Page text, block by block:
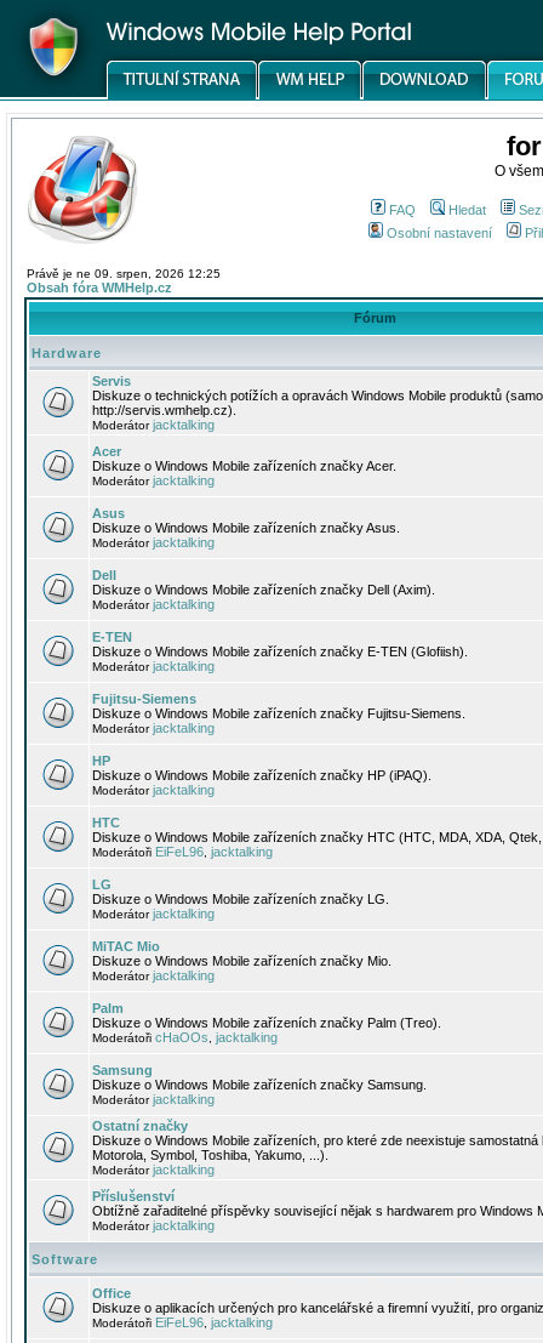
O
FAQ Hledat
Osobní nastavení
Právě je ne 09. srpen, 2026 12:25
Obsah fóra WMHelp.cz
Fórum
Hardware
Servis
Diskuze o technických potížích a opravách Windows Mobile produktů
http://servis.wmhelp.cz).
Moderátorjacktalking
Acer
Diskuze o Windows Mobile zařízeních značky Acer.
Moderátorjacktalking
Asus
Diskuze o Windows Mobile zařízeních značky Asus.
Moderátorjacktalking
Dell
Diskuze o Windows Mobile zařízeních značky Dell (Axim).
Moderátorjacktalking
E-TEN
Diskuze o Windows Mobile zařízeních značky E-TEN (Glofiish).
Moderátorjacktalking
Fujitsu-Siemens
Diskuze o Windows Mobile zařízeních značky Fujitsu-Siemens.
Moderátorjacktalking
HP
Diskuze o Windows Mobile zařízeních značky HP (iPAQ).
Moderátorjacktalking
HTC
Diskuze o Windows Mobile zařízeních značky HTC (HTC, MDA, XDA,
Moderátoři EiFeL96 jacktalking
LG
Diskuze o Windows Mobile zařízeních značky LG.
Moderátorjacktalking
MiTAC Mio
Diskuze o Windows Mobile zařízeních značky Mio.
Moderátorjacktalking
Palm
Diskuze o Windows Mobile zařízeních značky Palm (Treo).
Moderátoři cHaOOs jacktalking
Samsung
Diskuze o Windows Mobile zařízeních značky Samsung.
Moderátorjacktalking
Ostatní značky
Diskuze o Windows Mobile zařízeních, pro které zde neexistuje
Motorola, Symbol, Toshiba, Yakumo, ...).
Moderátorjacktalking
Příslušenství
Obtížně zařaditelné příspěvky související nějak s hardwarem pro Windows
Moderátorjacktalking
Software
Office
Diskuze o aplikacích určených pro kancelářské a firemní využití, pro
Moderátoři EiFeL96 jacktalking